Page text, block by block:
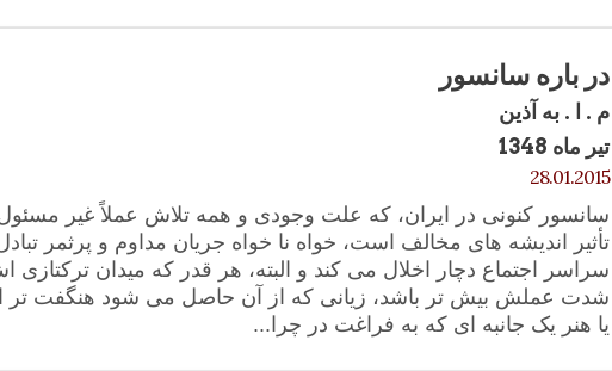
در باره سانسور
م . ا . به آذین
تیر ماه 1348
28.01.2015
سانسور کنونی در ایران، که علت وجودی و همه تلاش عملاً غیر مسئول
تأثیر اندیشه های مخالف است، خواه نا خواه جریان مداوم و پرثمر
سراسر اجتماع دچار اخلال می کند و البته، هر قدر که میدان ترکتازی
شدت عملش بیش تر باشد، زیانی که از آن حاصل می شود هنگفت تر
یا هنر یک جانبه ای که به فراغت در چرا...